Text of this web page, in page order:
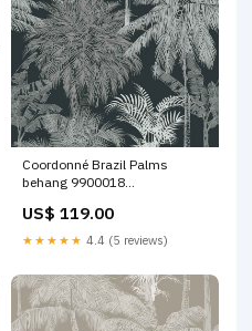
Coordonné Brazil Palms
behang 9900018
US$ 119.00
★★★★★ 4.4 (5 reviews)